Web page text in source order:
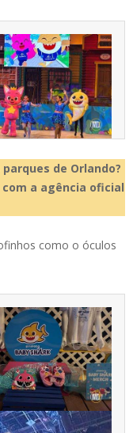
de Orlando?
a agência oficial
como o óculos